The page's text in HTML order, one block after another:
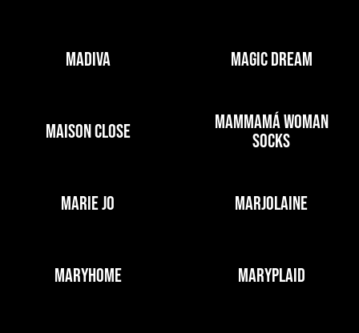
MADIVA MAGIC DREAM
MAISON CLOSE
MAMMAMÁ WOMAN
SOCKS
MARIE JO MARJOLAINE
MARYHOME MARYPLAID